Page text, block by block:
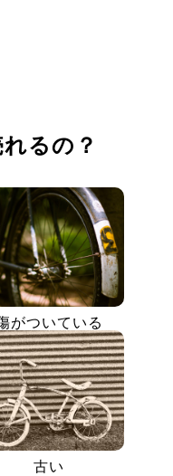
るの？
がついている
古い